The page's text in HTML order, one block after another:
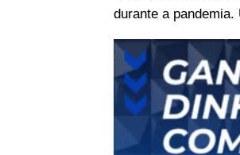
durante a